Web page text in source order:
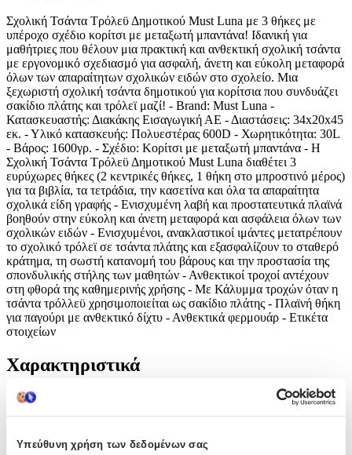
Υπεύθυνη χρήση των δεδομένων σας
Σχολική Τσάντα Τρόλεϋ Δημοτικού Must Luna με 3 θήκες με
υπέροχο σχέδιο κορίτσι με μεταξωτή μπαντάνα! Ιδανική για
μαθήτριες που θέλουν μια πρακτική και ανθεκτική σχολική τσάντα
με εργονομικό σχεδιασμό για ασφαλή, άνετη και εύκολη μεταφορά
όλων των απαραίτητων σχολικών ειδών στο σχολείο. Μια
ξεχωριστή σχολική τσάντα δημοτικού για κορίτσια που συνδυάζει
σακίδιο πλάτης και τρόλεϊ μαζί! - Brand: Must Luna -
Κατασκευαστής: Διακάκης Εισαγωγική ΑΕ - Διαστάσεις: 34x20x45
εκ. - Υλικό κατασκευής: Πολυεστέρας 600D - Χωρητικότητα: 30L
- Βάρος: 1600γρ. - Σχέδιο: Κορίτσι με μεταξωτή μπαντάνα - Η
Σχολική Τσάντα Τρόλεϋ Δημοτικού Must Luna διαθέτει 3
ευρύχωρες θήκες (2 κεντρικές θήκες, 1 θήκη στο μπροστινό μέρος)
για τα βιβλία, τα τετράδια, την κασετίνα και όλα τα απαραίτητα
σχολικά είδη γραφής - Ενισχυμένη λαβή και προστατευτικά πλαϊνά
βοηθούν στην εύκολη και άνετη μεταφορά και ασφάλεια όλων των
σχολικών ειδών - Ενισχυμένοι, ανακλαστικοί ιμάντες μετατρέπουν
το σχολικό τρόλεϊ σε τσάντα πλάτης και εξασφαλίζουν το σταθερό
κράτημα, τη σωστή κατανομή του βάρους και την προστασία της
σπονδυλικής στήλης των μαθητών - Ανθεκτικοί τροχοί αντέχουν
στη φθορά της καθημερινής χρήσης - Με Κάλυμμα τροχών όταν η
τσάντα τρόλλεϋ χρησιμοποιείται ως σακίδιο πλάτης - Πλαϊνή θήκη
για παγούρι με ανθεκτικό δίχτυ - Ανθεκτικά φερμουάρ - Ετικέτα
στοιχείων
Χαρακτηριστικά
Κατασκευαστής